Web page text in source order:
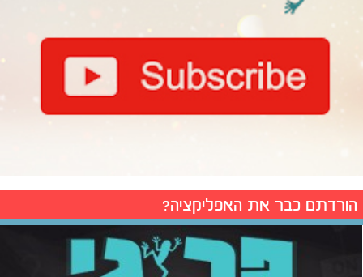
הורדתם כבר את האפליקציה?